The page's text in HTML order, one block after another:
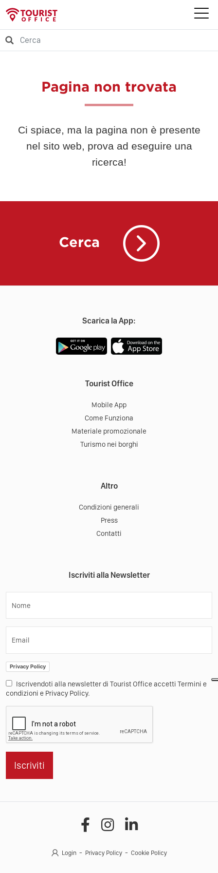
Pagina non trovata
Ci spiace, ma la pagina non è presente
nel sito web, prova ad eseguire una
ricerca!
Cerca
Scarica la App:
Tourist Office
Mobile App
Come Funziona
Materiale promozionale
Turismo nei borghi
Altro
Condizioni generali
Press
Contatti
Iscriviti alla Newsletter
Nome
Email
Privacy Policy
Iscrivendoti alla newsletter di Tourist Office accetti Termini e
condizioni e Privacy Policy.
Iscriviti
Login Privacy Policy Cookie Policy